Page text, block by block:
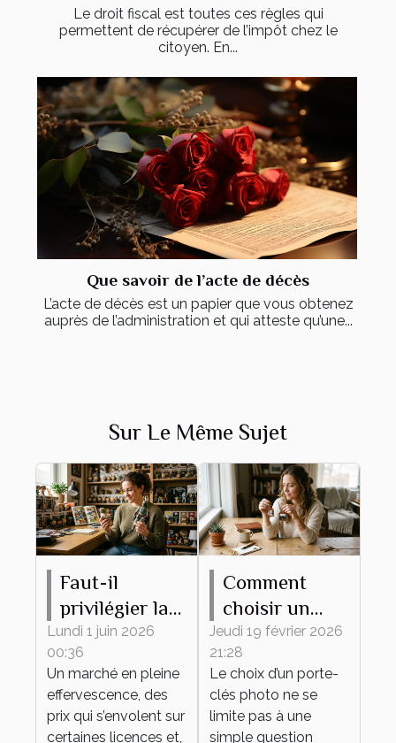
Le droit fiscal est toutes ces règles qui
permettent de récupérer de l’impôt chez le
citoyen. En...
Que savoir de l’acte de décès
L’acte de décès est un papier que vous obtenez
auprès de l’administration et qui atteste qu’une...
Sur Le Même Sujet
Faut-il
privilégier la
rareté ou
l’attachement
émotionnel
pour sa
collection de
Lundi 1 juin 2026
00:36
Un marché en pleine
effervescence, des
prix qui s’envolent sur
certaines licences et,
Comment
choisir un
porte-clés
photo idéal
pour vous ?
Jeudi 19 février 2026
21:28
Le choix d’un porte-
clés photo ne se
limite pas à une
simple question